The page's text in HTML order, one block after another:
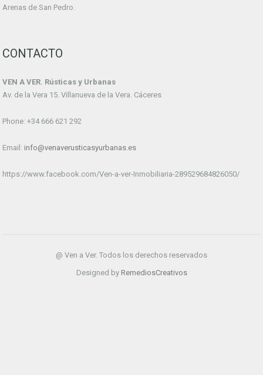
Arenas de San Pedro.
CONTACTO
VEN A VER. Rústicas y Urbanas
Av. de la Vera 15. Villanueva de la Vera. Cáceres
Phone: +34 666 621 292
Email: info@venaverusticasyurbanas.es
https://www.facebook.com/Ven-a-ver-Inmobiliaria-289529684826050/
@ Ven a Ver. Todos los derechos reservados
Designed by RemediosCreativos